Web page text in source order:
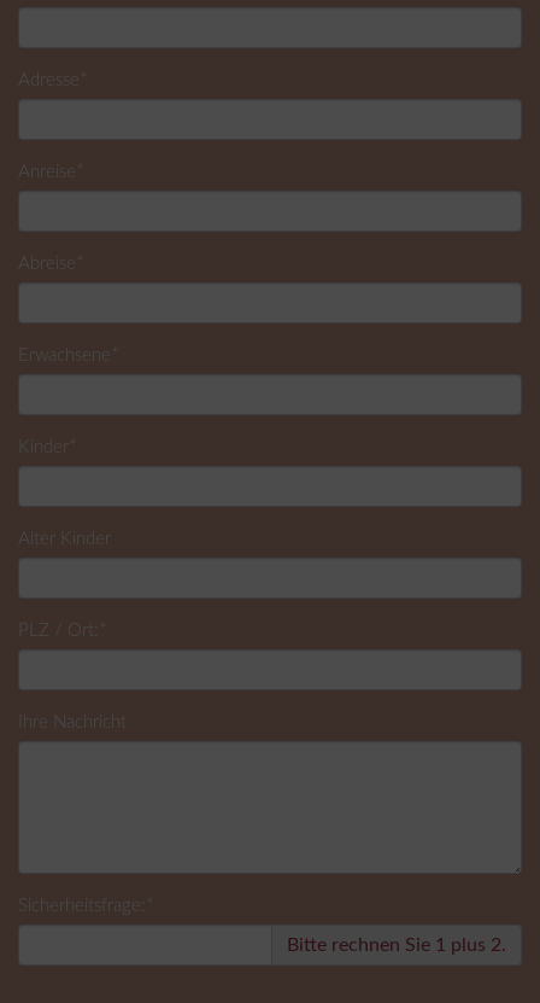
Adresse *
Anreise *
Abreise *
Erwachsene *
Kinder *
Alter Kinder
PLZ / Ort: *
Ihre Nachricht
Sicherheitsfrage: *
Bitte rechnen Sie 1 plus 2.